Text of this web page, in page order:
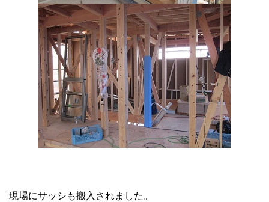
現場にサッシも搬入されました。